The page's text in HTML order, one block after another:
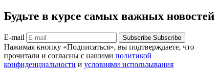
Будьте в курсе самых важных новостей
E-mail Subscribe Subscribe
Нажимая кнопку «Подписаться», вы подтверждаете, что
прочитали и согласны с нашими политикой
конфиденциальности и условиями использывания